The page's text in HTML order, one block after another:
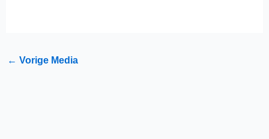
← Vorige Media